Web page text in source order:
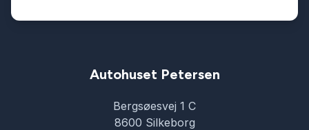
Autohuset Petersen
Bergsøesvej 1 C
8600 Silkeborg